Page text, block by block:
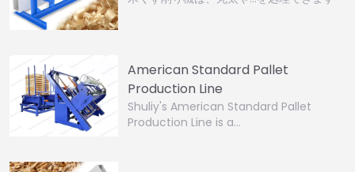
American Standard Pallet
Production Line
Shuliy's American Standard Pallet
Production Line is a…